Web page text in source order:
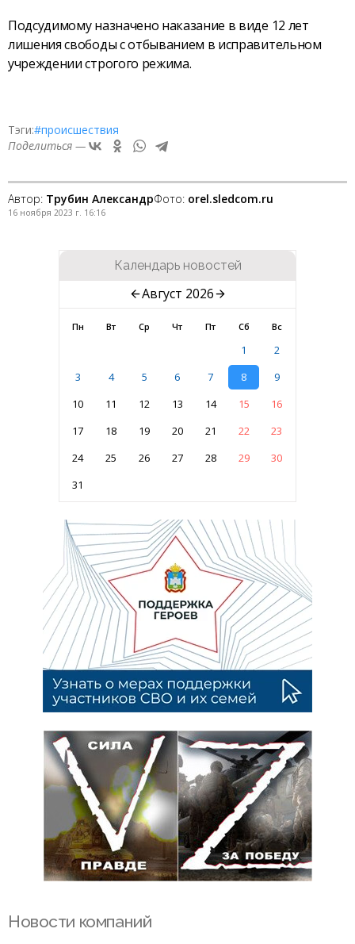
Подсудимому назначено наказание в виде 12 лет
лишения свободы с отбыванием в исправительном
учреждении строгого режима.
Тэги:#происшествия
Поделиться —
Автор: Трубин АлександрФото: orel.sledcom.ru
16 ноября 2023 г. 16:16
Календарь новостей
Август 2026
Пн Вт Ср Чт Пт Сб Вс
1
2
3
4 5 6 7 8
9
10
11 12 13 14 15
16
17
18 19 20 21 22
23
24
25 26 27 28 29
30
31
Новости компаний